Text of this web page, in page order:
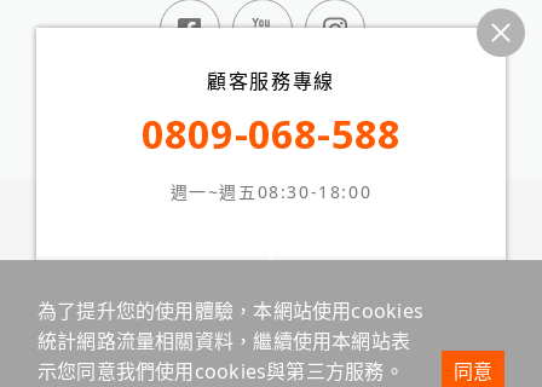
顧客服務專線
0809-068-588
週一~週五08:30-18:00
台北市信義路五段2號16樓 網站地圖 隱私權政策
Edge 以上版本
為了提升您的使用體驗，本網站使用cookies
統計網路流量相關資料，繼續使用本網站表
示您同意我們使用cookies與第三方服務。
同意